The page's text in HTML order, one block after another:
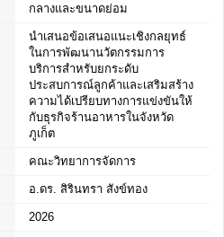
กลางและขนาดย่อม
นำเสนอข้อเสนอแนะเชิงกลยุทธ์
ในการพัฒนานวัตกรรมการ
บริการสำหรับยกระดับ
ประสบการณ์ลูกค้าและเสริมสร้าง
ความได้เปรียบทางการแข่งขันให้
กับธุรกิจร้านอาหารในจังหวัด
ภูเก็ต
คณะวิทยาการจัดการ
อ.ดร. สิรินทรา สังข์ทอง
2026